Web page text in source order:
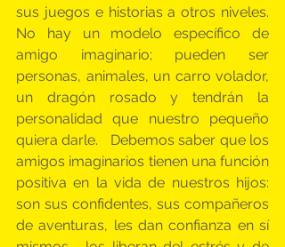
sus juegos e historias a otros niveles.
No hay un modelo específico de
amigo imaginario; pueden ser
personas, animales, un carro volador,
un dragón rosado y tendrán la
personalidad que nuestro pequeño
quiera darle.   Debemos saber que los
amigos imaginarios tienen una función
positiva en la vida de nuestros hijos:
son sus confidentes, sus compañeros
de aventuras, les dan confianza en sí